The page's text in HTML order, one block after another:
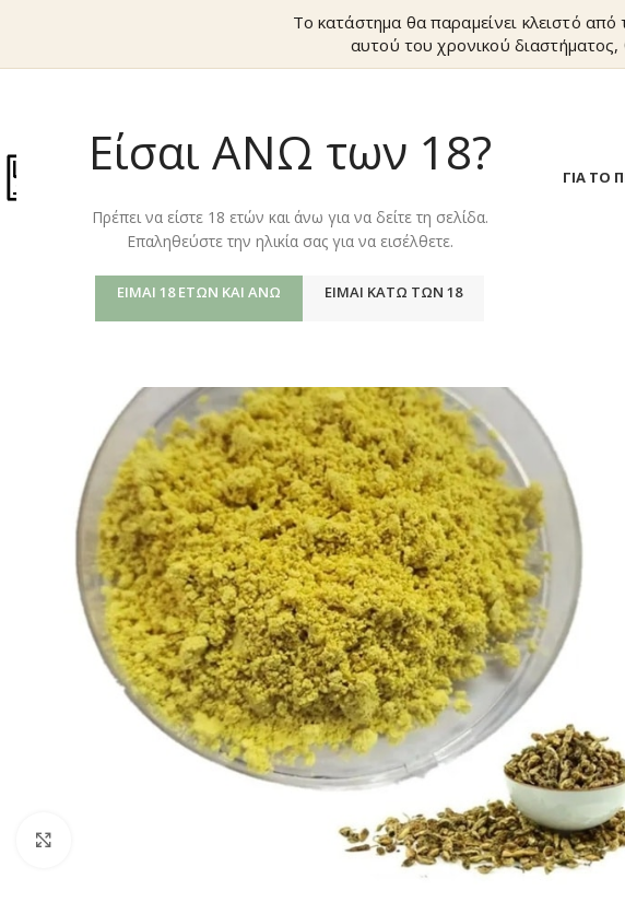
Είσαι ΑΝΩ των 18?
Πρέπει να είστε 18 ετών και άνω για να δείτε τη σελίδα.
Επαληθεύστε την ηλικία σας για να εισέλθετε.
ΕΊΜΑΙ 18 ΕΤΏΝ ΚΑΙ ΆΝΩ ΕΊΜΑΙ ΚΆΤΩ ΤΩΝ 18
Το κατάστημα θα παραμείνει κλειστό
αυτού του χρονικού
ΒΟΤΑΝΑ ΓΙΑ ΤΟ